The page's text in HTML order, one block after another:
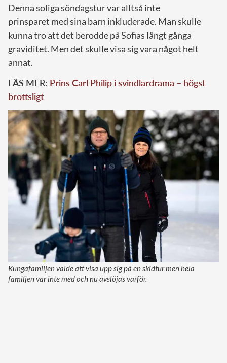
Denna soliga söndagstur var alltså inte
prinsparet med sina barn inkluderade. Man skulle
kunna tro att det berodde på Sofias långt gånga
graviditet. Men det skulle visa sig vara något helt
annat.
LÄS MER: Prins Carl Philip i svindlardrama – högst
brottsligt
Kungafamiljen valde att visa upp sig på en skidtur men hela
familjen var inte med och nu avslöjas varför.